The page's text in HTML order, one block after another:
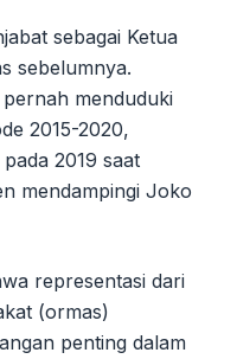
sebagai Ketua
sebelumnya.
menduduki
2015-2020,
2019 saat
mendampingi Joko
representasi dari
(ormas)
penting dalam